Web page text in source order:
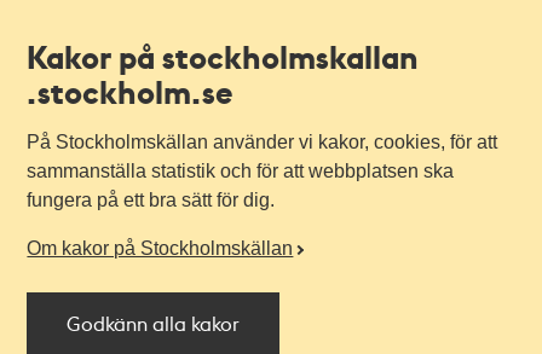
Kakor på stockholmskallan
.stockholm.se
På Stockholmskällan använder vi kakor, cookies, för att
sammanställa statistik och för att webbplatsen ska
fungera på ett bra sätt för dig.
Om kakor på Stockholmskällan
Godkänn alla kakor